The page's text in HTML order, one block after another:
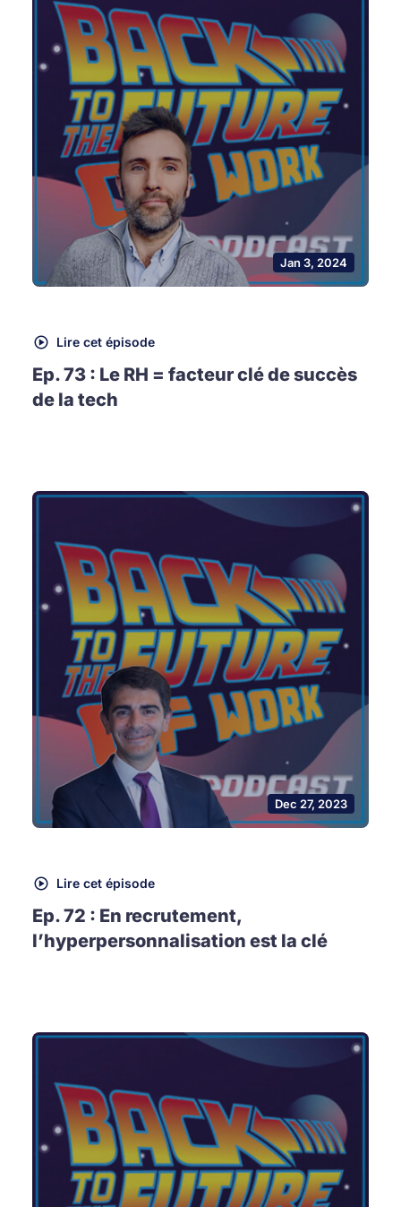
Jan 3, 2024
Lire cet épisode
Ep. 73 : Le RH = facteur clé de succès
de la tech
Dec 27, 2023
Lire cet épisode
Ep. 72 : En recrutement,
l’hyperpersonnalisation est la clé